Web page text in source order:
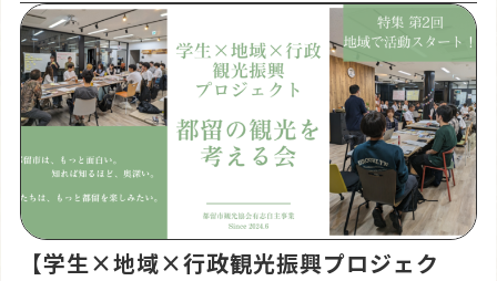
【学生×地域×行政観光振興プロジェク